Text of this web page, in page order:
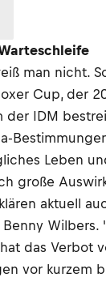
man nicht.
Cup, der
der IDM
Leben
große
aktuell
Wilbers.
das Verbot
vor kurzem